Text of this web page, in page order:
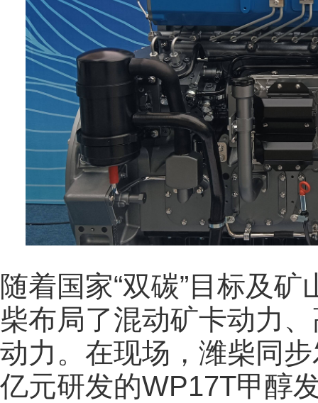
随着国家“双碳”目标及
柴布局了混动矿卡动力
动力。在现场，潍柴同
亿元研发的WP17T甲醇